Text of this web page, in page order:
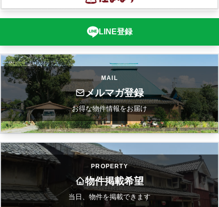
LINE登録
MAIL
メルマガ登録
お得な物件情報をお届け
PROPERTY
物件掲載希望
当日、物件を掲載できます